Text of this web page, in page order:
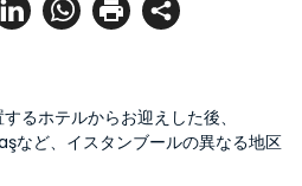
るホテルからお迎えした後、
ど、イスタンブールの異なる地区